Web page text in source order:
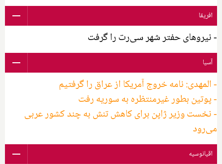
افریقا
- نیروهای حفتر شهر سی‌رت را گرفت
آسیا
- المهدی: نامه خروج آمریکا از عراق را گرفتیم
- پوتین بطور غیرمنتظره به سوریه رفت
- نخست وزیر ژاپن برای کاهش تنش به چند کشور عربی
می‌رود
اقیانوسیه